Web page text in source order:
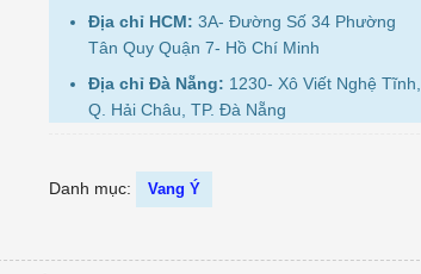
Địa chỉ HCM: 3A- Đường Số 34 Phường
Tân Quy Quận 7- Hồ Chí Minh
Địa chỉ Đà Nẵng: 1230- Xô Viết Nghệ Tĩnh,
Q. Hải Châu, TP. Đà Nẵng
Danh mục: Vang Ý